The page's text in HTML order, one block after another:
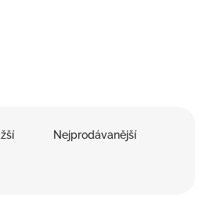
Nejprodávanější